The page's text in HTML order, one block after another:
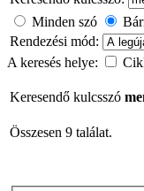
Minden szó
Rendezési mód:
A keresés helye:
Keresendő kulcsszó
Összesen 9 találat.